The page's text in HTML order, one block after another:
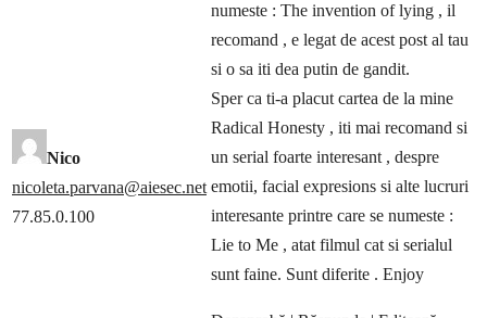
Nico
nicoleta.parvana@aiesec.net
77.85.0.100
numeste : The invention of lying , il
recomand , e legat de acest post al tau
si o sa iti dea putin de gandit.
Sper ca ti-a placut cartea de la mine
Radical Honesty , iti mai recomand si
un serial foarte interesant , despre
emotii, facial expresions si alte lucruri
interesante printre care se numeste :
Lie to Me , atat filmul cat si serialul
sunt faine. Sunt diferite . Enjoy